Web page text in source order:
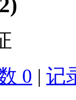
0 | 记